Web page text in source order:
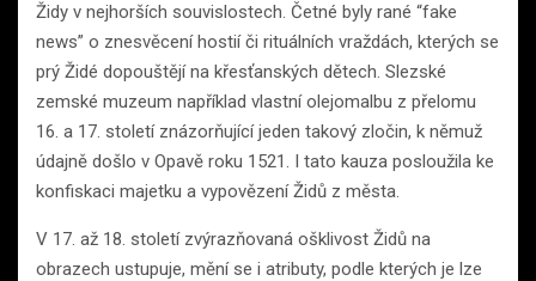
Židy v nejhorších souvislostech. Četné byly rané “fake
news” o znesvěcení hostií či rituálních vraždách, kterých se
prý Židé dopouštějí na křesťanských dětech. Slezské
zemské muzeum například vlastní olejomalbu z přelomu
16. a 17. století znázorňující jeden takový zločin, k němuž
údajně došlo v Opavě roku 1521. I tato kauza posloužila ke
konfiskaci majetku a vypovězení Židů z města.
V 17. až 18. století zvýrazňovaná ošklivost Židů na
obrazech ustupuje, mění se i atributy, podle kterých je lze